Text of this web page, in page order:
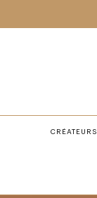
CRÉATEURS